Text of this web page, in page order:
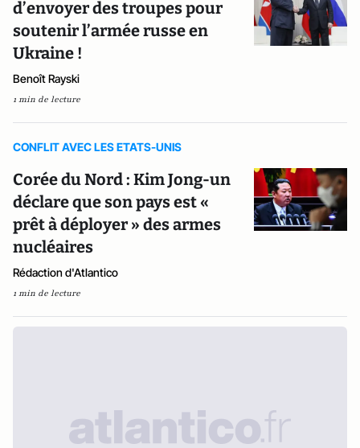
d’envoyer des troupes pour
soutenir l’armée russe en
Ukraine !
Benoît Rayski
1 min de lecture
CONFLIT AVEC LES ETATS-UNIS
Corée du Nord : Kim Jong-un
déclare que son pays est «
prêt à déployer » des armes
nucléaires
Rédaction d'Atlantico
1 min de lecture